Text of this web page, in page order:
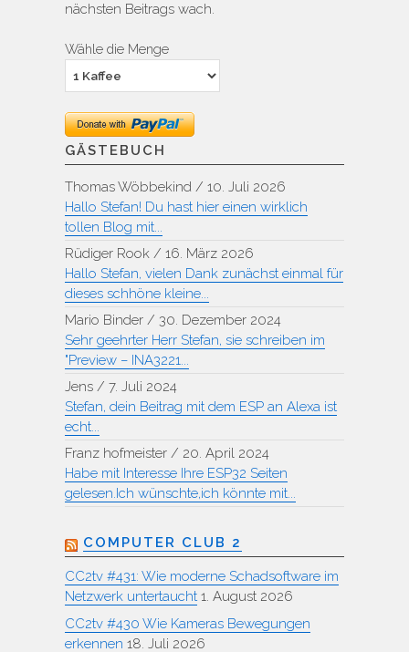
nächsten Beitrags wach.
Wähle die Menge
GÄSTEBUCH
Thomas Wöbbekind / 10. Juli 2026
Hallo Stefan! Du hast hier einen wirklich
tollen Blog mit...
Rüdiger Rook / 16. März 2026
Hallo Stefan, vielen Dank zunächst einmal für
dieses schhöne kleine...
Mario Binder / 30. Dezember 2024
Sehr geehrter Herr Stefan, sie schreiben im
"Preview – INA3221...
Jens / 7. Juli 2024
Stefan, dein Beitrag mit dem ESP an Alexa ist
echt...
Franz hofmeister / 20. April 2024
Habe mit Interesse Ihre ESP32 Seiten
gelesen.Ich wünschte,ich könnte mit...
COMPUTER CLUB 2
CC2tv #431: Wie moderne Schadsoftware im
Netzwerk untertaucht 1. August 2026
CC2tv #430 Wie Kameras Bewegungen
erkennen 18. Juli 2026